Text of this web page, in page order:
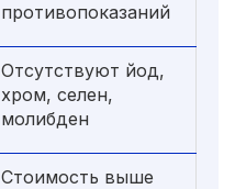
противопоказаний
Отсутствуют йод,
хром, селен,
молибден
Стоимость выше